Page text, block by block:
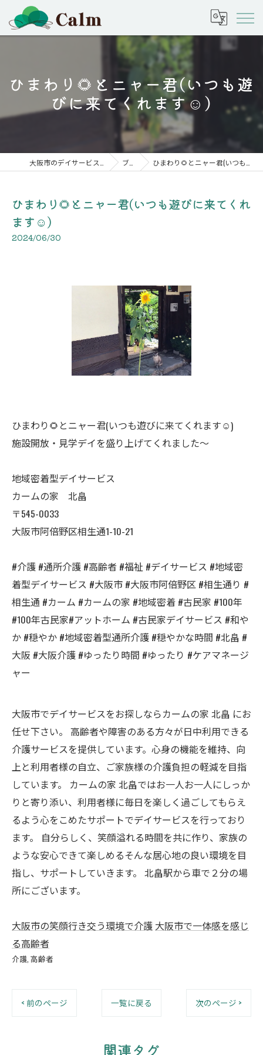
ひまわり🌻とニャー君(いつも遊
びに来てくれます☺️)
ブログ ひまわり🌻とニャー君(いつも遊びに来てくれます☺️)
ひまわり🌻とニャー君(いつも遊びに来てくれ
ます☺️)
2024/06/30
ひまわり🌻とニャー君(いつも遊びに来てくれます☺️)
施設開放・見学デイを盛り上げてくれました〜
地域密着型デイサービス
カームの家 北畠
〒545-0033
大阪市阿倍野区相生通1-10-21
#介護 #通所介護 #高齢者 #福祉 #デイサービス #地域密
着型デイサービス #大阪市 #大阪市阿倍野区 #相生通り #
相生通 #カーム #カームの家 #地域密着 #古民家 #100年
#100年古民家#アットホーム #古民家デイサービス #和や
か #穏やか #地域密着型通所介護 #穏やかな時間 #北畠 #
大阪 #大阪介護 #ゆったり時間 #ゆったり #ケアマネージ
ャー
大阪市でデイサービスをお探しならカームの家 北畠 にお
任せ下さい。 高齢者や障害のある方々が日中利用できる
介護サービスを提供しています。心身の機能を維持、向
上と利用者様の自立、ご家族様の介護負担の軽減を目指
しています。 カームの家 北畠ではお一人お一人にしっか
りと寄り添い、利用者様に毎日を楽しく過ごしてもらえ
るよう心をこめたサポートでデイサービスを行っており
ます。 自分らしく、笑顔溢れる時間を共に作り、家族の
ような安心できて楽しめるそんな居心地の良い環境を目
指し、サポートしていきます。 北畠駅から車で２分の場
所にございます。
大阪市の笑顔行き交う環境で介護 大阪市で一体感を感じ
る高齢者
介護 高齢者
< 前のページ 一覧に戻る 次のページ >
関連タグ